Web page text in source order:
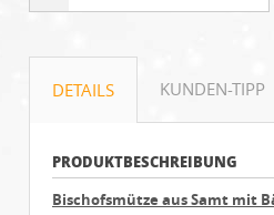
DETAILS KUNDEN-TIPP
PRODUKTBESCHREIBUNG
Bischofsmütze aus Samt mit